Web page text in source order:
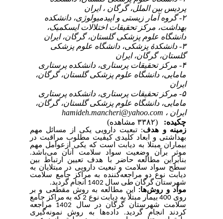
پردیس بین الملل، گرگان ، ایران
۲- گروه آمار زیستی و اپیدمیولوژی، دانشکده
بهداشت، مرکز تحقیقات اختلالات ایسکمیک،
دانشگاه علوم پزشکی گلستان، گرگان، ایران
۳- دانشکدۀ پزشکی، دانشگاه علوم پزشکی
گلستان، گرگان، ایران
۴- مرکز تحقیقات پرستاری، دانشکده پرستاری
مامایی، دانشگاه علوم پزشکی گلستان، گرگان،
ایران
۵- مرکز تحقیقات پرستاری، دانشکده پرستاری
مامایی، دانشگاه علوم پزشکی گلستان، گرگان،
ایران ، hamideh.mancheri@yahoo.com
چکیده:
زمینه و هدف: تبعیت دارویی یکی از مسائل مهم
بهداشتی و ابعاد کلیدی کیفیت مطلوب مراقبت در
بیماران مبتلا به دیابت است که یکی ازعوامل مهم
موثر برآن وضعیت سواد سلامت آنان می‌باشد.
بنابراین مطالعه حاضر با هدف تعیین ارتباط بین
سطح سواد سلامت و تبعیت دارویی در مبتلایان به
دیابت نوع دو مراجعه‌کننده به مراکز جامع سلامت
شهرستان گرگان طی سال 1402 انجام گردید.
مواد و روش‌ها:این مطالعه به روش مقطعی و بر
روی 400 بیمار مبتلا به دیابت نوع 2 که به مراکز جامع
سلامت شهرستان گرگان در سال 1402 مراجعه
کردند انجام گردید. داده‌ها به روش نمونه‌گیری